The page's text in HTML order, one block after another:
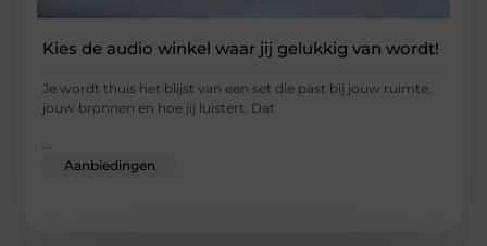
Kies de audio winkel waar jij gelukkig van wordt!
Je wordt thuis het blijst van een set die past bij jouw ruimte,
jouw bronnen en hoe jij luistert. Dat
Aanbiedingen